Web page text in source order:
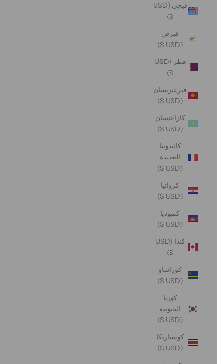
فيجي (USD
$)
قبرص
(USD $)
قطر (USD
$)
قيرغيزستان
(USD $)
كازاخستان
(USD $)
كاليدونيا
الجديدة
(USD $)
كرواتيا
(USD $)
كمبوديا
(USD $)
كندا (USD
$)
كوراساو
(USD $)
كوريا
الجنوبية
(USD $)
كوستاريكا
(USD $)